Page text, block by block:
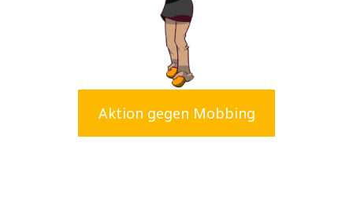
Aktion gegen Mobbing